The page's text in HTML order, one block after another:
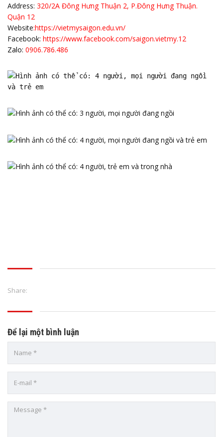
Address: 320/2A Đông Hưng Thuận 2, P.Đông Hưng Thuận.
Quận 12
Website:https://vietmysaigon.edu.vn/
Facebook: https://www.facebook.com/saigon.vietmy.12
Zalo: 0906.786.486
Share:
Để lại một bình luận